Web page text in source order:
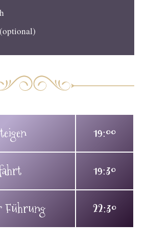
19:00
19:30
Führung 22:30